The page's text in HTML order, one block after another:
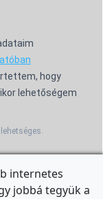
hogy
lehetőségem
internetes
jobbá tegyük a